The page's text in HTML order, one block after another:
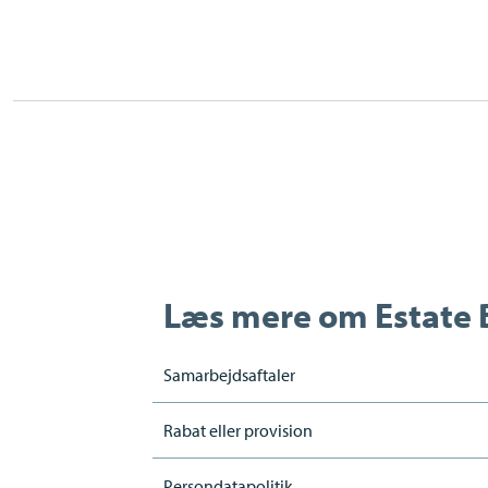
Læs mere om Estate
Samarbejdsaftaler
Rabat eller provision